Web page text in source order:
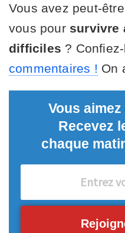
Vous avez peut-
vous pour survivre
difficiles ?
commentaires ! On
Vous
Recevez
chaque